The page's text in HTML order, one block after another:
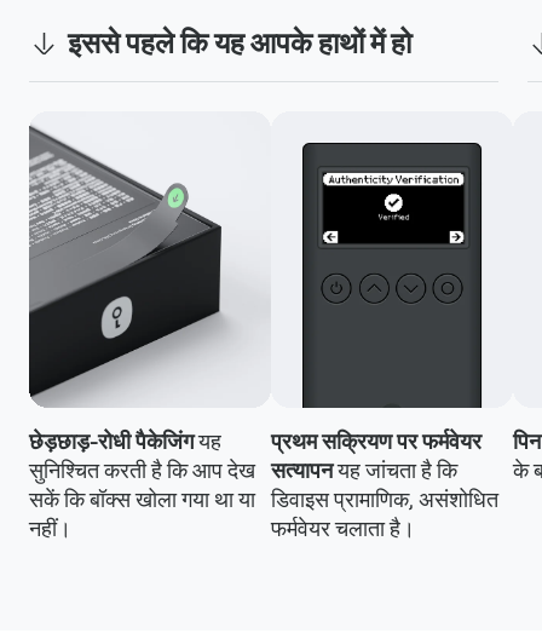
इससे पहले कि यह आपके हाथों में हो
छेड़छाड़-रोधी पैकेजिंगयह
सुनिश्चित करती है कि आप देख
सकें कि बॉक्स खोला गया था या
नहीं।
प्रथम सक्रियण पर फर्मवेयर
सत्यापनयह जांचता है कि
डिवाइस प्रामाणिक, असंशोधित
फर्मवेयर चलाता है।
के